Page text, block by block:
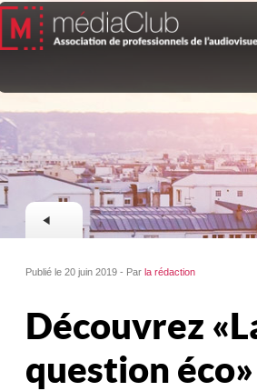
Publié le 20 juin 2019 - Parla rédaction
Découvrez «
question éco